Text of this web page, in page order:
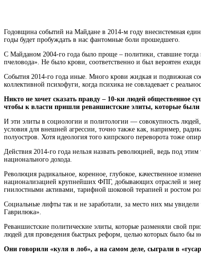
Годовщина событий на Майдане в 2014-м году внесистемная
годы будет пробуждать в нас фантомные боли прошедшего.
С Майданом 2004-го года было проще – политики, ставшие
пчеловода». Не было крови, соответственно и был вероятен
События 2014-го года иные. Много крови жидкая и подвижная
коллективной психофуги, когда психика не совладевает с
Никто не хочет сказать правду – 10-ки людей общественное
чтобы к власти пришли реваншистские элиты, которые
И эти элиты в социологии и политологии — совокупность
условия для внешней агрессии, точно также как, например,
полуостров. Хотя идеология того кипрского переворота тоже
Действия 2014-го года нельзя назвать революцией, ведь под
национального дохода.
Революция радикальное, коренное, глубокое, качественное
национализацией крупнейших ФПГ, добывающих отраслей и
гнилостными активами, тарифной шоковой терапией и ростом
Социальные лифты так и не заработали, за место них мы
Гаврилюка».
Реваншистские политические элиты, которые разменяли свой
людей для проведения быстрых реформ, целью которых было бы
Они говорили «куля в лоб», а на самом деле, сыграли в